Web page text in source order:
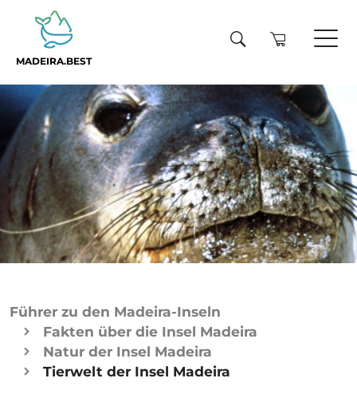
MADEIRA.BEST
Führer zu den Madeira-Inseln
Fakten über die Insel Madeira
Natur der Insel Madeira
Tierwelt der Insel Madeira